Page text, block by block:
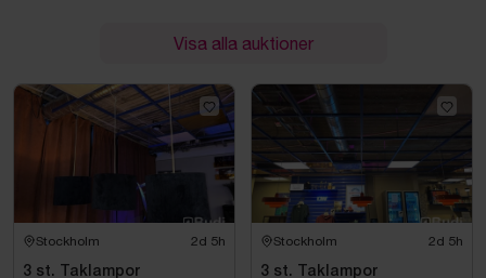
Visa alla auktioner
Stockholm 2d 5h
3 st. Taklampor
Stockholm 2d 5h
3 st. Taklampor